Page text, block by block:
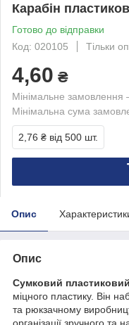
Карабін
Готово до відправки
Код: 020105
Тільки
4,60 ₴
Мінімальне замовлення
Мінімальна сума
2,76 ₴ від 500 шт.
Опис
Опис
Сумковий
міцного пластику. Він
та рюкзачному
організації зручного та